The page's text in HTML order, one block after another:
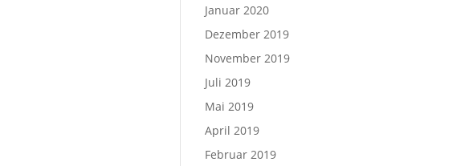
Januar 2020
Dezember 2019
November 2019
Juli 2019
Mai 2019
April 2019
Februar 2019